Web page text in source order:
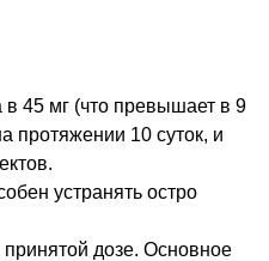
в 45 мг (что превышает в 9
протяжении 10 суток, и
устранять остро
дозе. Основное